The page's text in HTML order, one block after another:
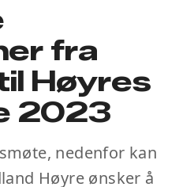
fra
Høyres
2023
nedenfor kan
Høyre ønsker å